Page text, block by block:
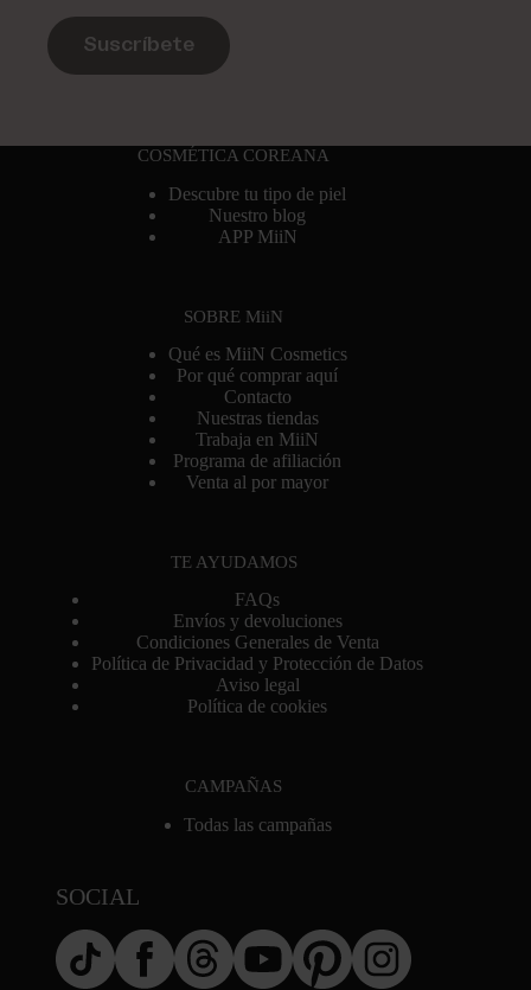
Suscríbete
COSMÉTICA COREANA
Descubre tu tipo de piel
Nuestro blog
APP MiiN
SOBRE MiiN
Qué es MiiN Cosmetics
Por qué comprar aquí
Contacto
Nuestras tiendas
Trabaja en MiiN
Programa de afiliación
Venta al por mayor
TE AYUDAMOS
FAQs
Envíos y devoluciones
Condiciones Generales de Venta
Política de Privacidad y Protección de Datos
Aviso legal
Política de cookies
CAMPAÑAS
Todas las campañas
SOCIAL